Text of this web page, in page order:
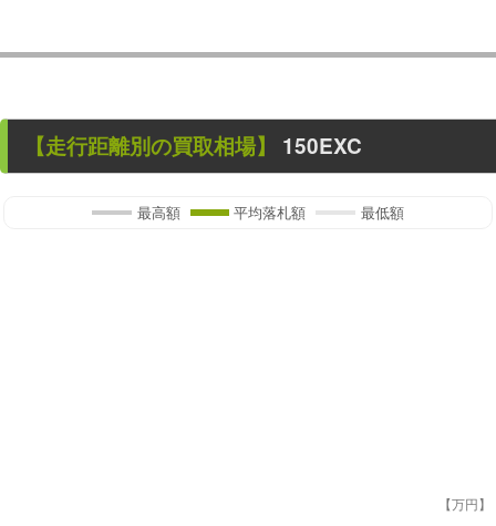
【走行距離別の買取相場】 150EXC
最高額 平均落札額 最低額
【万円】